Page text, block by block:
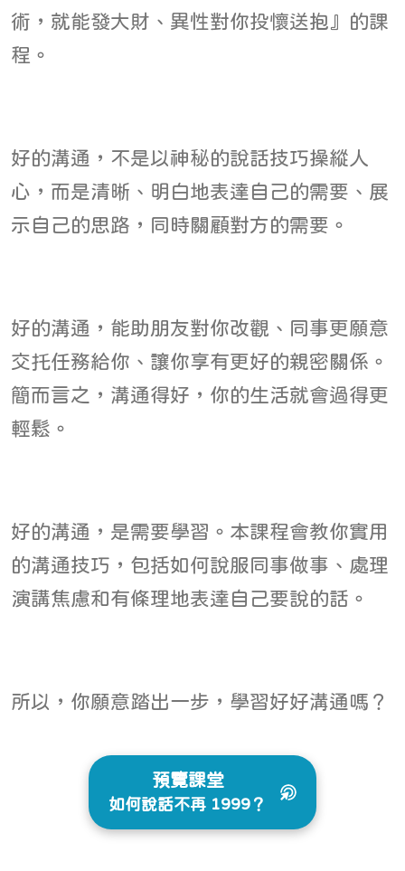
術，就能發大財、異性對你投懷送抱』的課
程。
好的溝通，不是以神秘的說話技巧操縱人
心，而是清晰、明白地表達自己的需要、展
示自己的思路，同時關顧對方的需要。
好的溝通，能助朋友對你改觀、同事更願意
交托任務給你、讓你享有更好的親密關係。
簡而言之，溝通得好，你的生活就會過得更
輕鬆。
好的溝通，是需要學習。本課程會教你實用
的溝通技巧，包括如何說服同事做事、處理
演講焦慮和有條理地表達自己要說的話。
所以，你願意踏出一步，學習好好溝通嗎？
預覽課堂
如何說話不再 1999？